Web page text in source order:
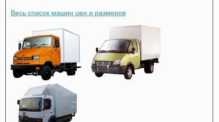
Весь список машин цен и размеров